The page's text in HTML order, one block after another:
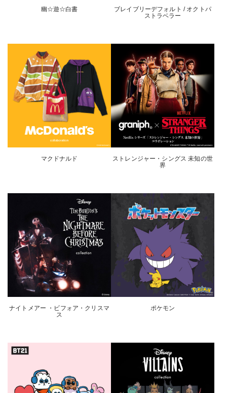
幽☆遊☆白書
ブレイブリーデフォルト / オクトパ
ストラベラー
マクドナルド
ストレンジャー・シングス 未知の世
界
ナイトメアー ・ビフォア・クリスマ
ス
ポケモン